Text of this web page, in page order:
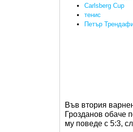
Carlsberg Cup
тенис
Петър
Във втория
Грозданов обаче
му поведе с 5:3,